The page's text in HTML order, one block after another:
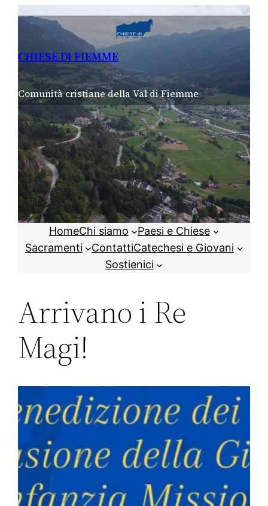
CHIESE DI FIEMME
Comunità cristiane della Val di Fiemme
HomeChi siamo
Paesi e Chiese
Sacramenti
ContattiCatechesi e Giovani
Sostienici
Arrivano i Re
Magi!